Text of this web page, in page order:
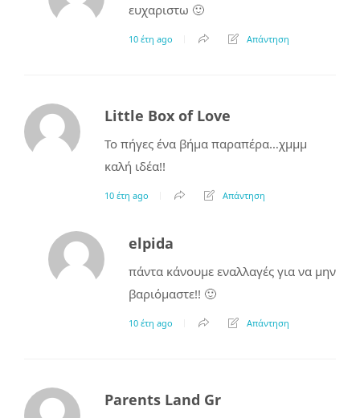
ευχαριστω 🙂
10 έτη ago Απάντηση
Little Box of Love
Το πήγες ένα βήμα παραπέρα…χμμμ
καλή ιδέα!!
10 έτη ago Απάντηση
elpida
πάντα κάνουμε εναλλαγές για να μην
βαριόμαστε!! 🙂
10 έτη ago Απάντηση
Parents Land Gr